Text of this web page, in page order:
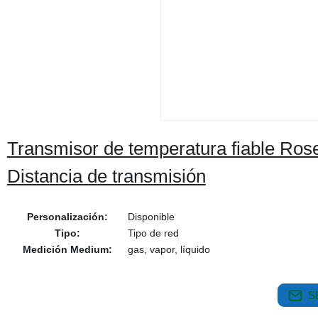
Transmisor de temperatura fiable
Distancia de transmisión
Personalización:
Disponible
Tipo:
Tipo de red
Medición Medium:
gas, vapor, líquido